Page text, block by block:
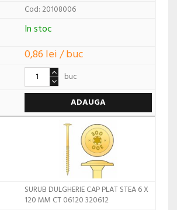
Cod: 20108006
In stoc
0,86 lei / buc
buc
ADAUGA
SURUB DULGHERIE CAP PLAT STEA 6 X
120 MM CT 06120 320612